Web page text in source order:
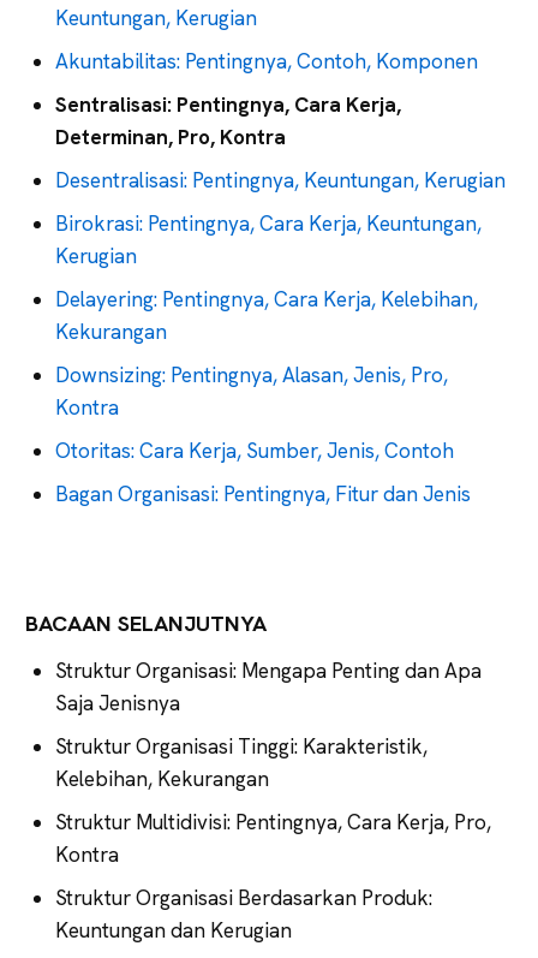
Keuntungan, Kerugian
Akuntabilitas: Pentingnya, Contoh, Komponen
Sentralisasi: Pentingnya, Cara Kerja,
Determinan, Pro, Kontra
Desentralisasi: Pentingnya, Keuntungan, Kerugian
Birokrasi: Pentingnya, Cara Kerja, Keuntungan,
Kerugian
Delayering: Pentingnya, Cara Kerja, Kelebihan,
Kekurangan
Downsizing: Pentingnya, Alasan, Jenis, Pro,
Kontra
Otoritas: Cara Kerja, Sumber, Jenis, Contoh
Bagan Organisasi: Pentingnya, Fitur dan Jenis
BACAAN SELANJUTNYA
Struktur Organisasi: Mengapa Penting dan Apa
Saja Jenisnya
Struktur Organisasi Tinggi: Karakteristik,
Kelebihan, Kekurangan
Struktur Multidivisi: Pentingnya, Cara Kerja, Pro,
Kontra
Struktur Organisasi Berdasarkan Produk:
Keuntungan dan Kerugian